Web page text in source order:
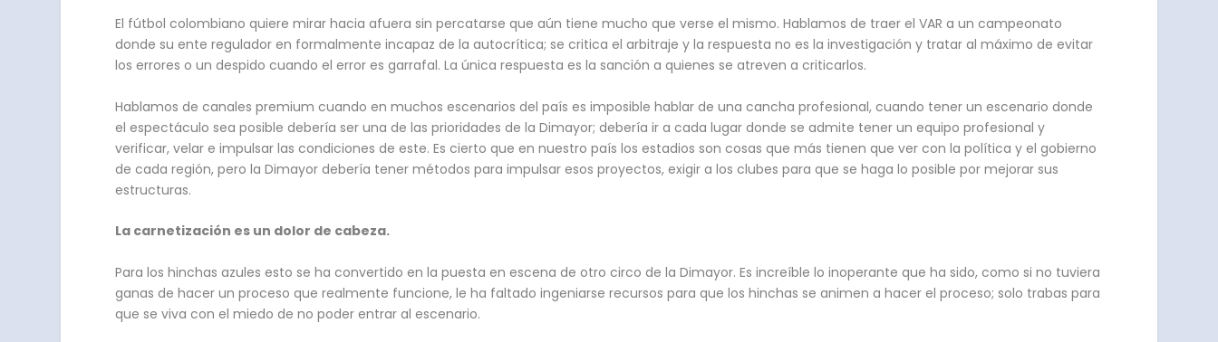
El fútbol colombiano quiere mirar hacia afuera sin percatarse que aún tiene mucho que verse el mismo. Hablamos de traer el VAR a un campeonato
donde su ente regulador en formalmente incapaz de la autocrítica; se critica el arbitraje y la respuesta no es la investigación y tratar al máximo de evitar
los errores o un despido cuando el error es garrafal. La única respuesta es la sanción a quienes se atreven a criticarlos.
Hablamos de canales premium cuando en muchos escenarios del país es imposible hablar de una cancha profesional, cuando tener un escenario donde
el espectáculo sea posible debería ser una de las prioridades de la Dimayor; debería ir a cada lugar donde se admite tener un equipo profesional y
verificar, velar e impulsar las condiciones de este. Es cierto que en nuestro país los estadios son cosas que más tienen que ver con la política y el gobierno
de cada región, pero la Dimayor debería tener métodos para impulsar esos proyectos, exigir a los clubes para que se haga lo posible por mejorar sus
estructuras.
La carnetización es un dolor de cabeza.
Para los hinchas azules esto se ha convertido en la puesta en escena de otro circo de la Dimayor. Es increíble lo inoperante que ha sido, como si no tuviera
ganas de hacer un proceso que realmente funcione, le ha faltado ingeniarse recursos para que los hinchas se animen a hacer el proceso; solo trabas para
que se viva con el miedo de no poder entrar al escenario.